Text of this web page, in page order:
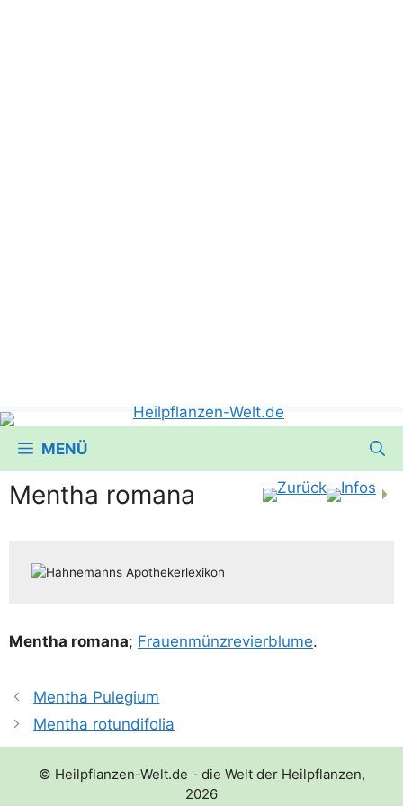
MENÜ
Mentha romana
Men­tha roma­na; Frau­en­münz­re­vier­blu­me.
Mentha Pulegium
Mentha rotundifolia
© Heilpflanzen-Welt.de - die Welt der Heilpflanzen,
2026